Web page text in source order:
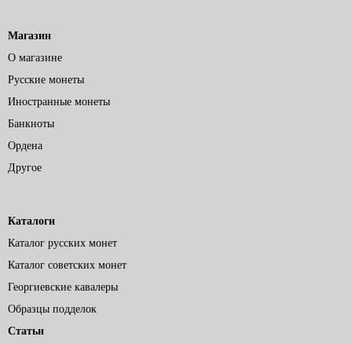
Магазин
О магазине
Русские монеты
Иностранные монеты
Банкноты
Ордена
Другое
Каталоги
Каталог русских монет
Каталог советских монет
Георгиевские кавалеры
Образцы подделок
Статьи